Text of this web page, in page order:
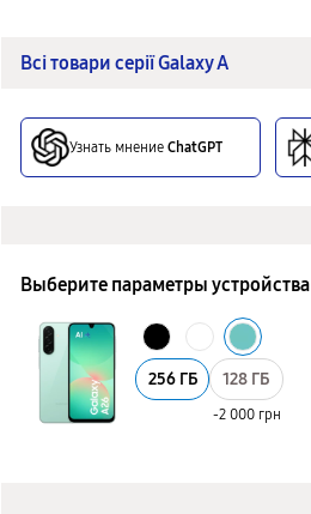
Всі товари серії Galaxy A
Узнать мнение ChatGPT
Выберите параметры устройства
256 ГБ 128 ГБ
-2 000 грн